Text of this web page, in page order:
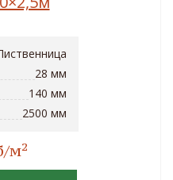
28 мм
140 мм
2500 мм
м2